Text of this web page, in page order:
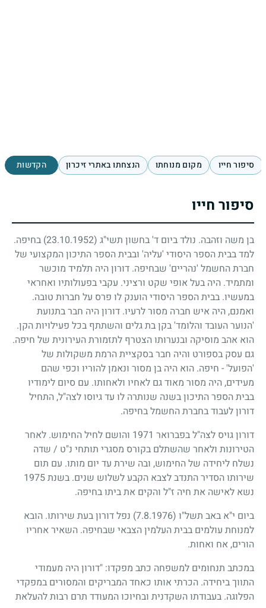
סיפור חייו מקום מנוחתו הנצחתו באתרי זיכרון הקדשות
סיפור חייו
בן משה וזהבה. נולד ביום ד' בחשון תשי"ג (23.10.1952)
בחיפה.
למד בבית הספר היסודי 'עליה' ובבית הספר התיכון המקצועי של
חברת החשמל 'נהריים' שבחיפה. דורון היה תלמיד מוכשר
ומתמיד. היה בעל אופי שקט ורציני. עקבי בפעולותיו ואחראי
במעשיו. בבית הספר היסודי הוענק לו פרס על חברות טובה.
ואמנם, היה איש חברה מסור לרעיו. דורון היה חבר בתנועת
'הנוער העובד והלומד' בקן בת גלים והשתתף בכל פעילויות הקן.
הוא אהב מוסיקה ובנערותו הצטרף לתזמורת העירונית של חיפה.
גם עסק בספורט והיה חבר בסקציית הרמת משקולות של
'הפועל' - חיפה. הוא היה בן מסור ונאמן להוריו וכפי שהם
מעידים, היה מסור מאוד גם לאחיו ולאחותו. עם סיום לימודיו
בבית הספר התיכון בשנה שנותרה לו עד גיוסו לצה"ל, התחיל
דורון לעבוד בחברת החשמל בחיפה.
דורון גויס לצה"ל בפברואר 1971 והושם לחיל החימוש. לאחר
הטירונות ולאחר שהשתלם בקורס מסגרי תותחי נ"ט / שדה
נשלח ליחידה של החימוש, ובה שירת עד יום מותו. עם תום
שירותו הסדיר התנדב לצבא הקבע לשלוש שנים. בשנת1975
נשא לאישה את חיה ז"ל והקים את ביתו בחיפה.
ביום י"א באב תשל"ו (7.8.1976)
נפל דורון בעת שירותו. הובא
למנוחת עולמים בבית העלמין הצבאי שבחיפה. השאיר אחריו
הורים, אח ואחות.
במכתב תנחומים למשפחה כתב מפקדו: "דורון היה מעמודי
התווך ביחידה. הכרתי אותו כאחד המבריקים והמסורים במפקדי
הפלוגה. בעבודתו השקדנית ובחיוכו המעודד תרם רבות להעלאת